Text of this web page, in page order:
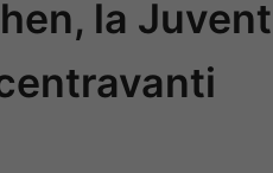
la